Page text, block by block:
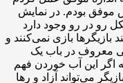
موفق بودم. در نمایش
رو در رو وجود دارد
بازی نمی‌کنند و
معروف در باب یک
اگر این آب خوردن فهم
می‌تواند آزاد و رها